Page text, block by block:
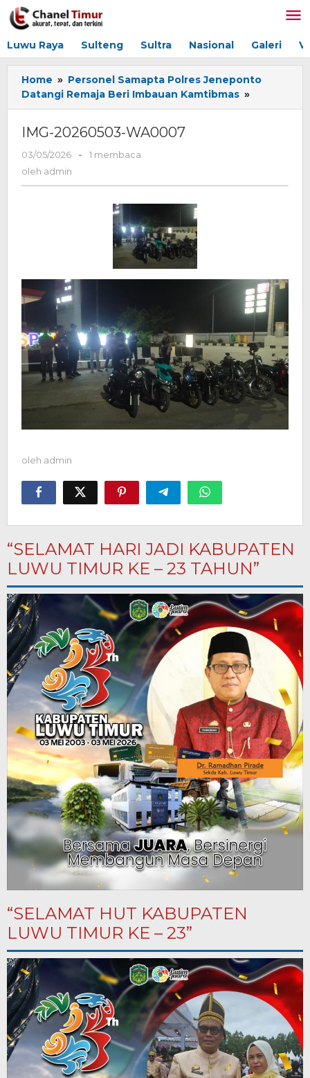
Lewati
ke
Luwu Raya Sulteng Sultra Nasional Galeri
Home » Personel Samapta Polres Jeneponto
Datangi Remaja Beri Imbauan Kamtibmas »
20260503-
IMG-20260503-WA0007
03/05/2026
oleh
-
1 membaca
oleh admin
oleh admin
“SELAMAT HARI JADI KABUPATEN
LUWU TIMUR KE – 23 TAHUN”
“SELAMAT HUT KABUPATEN
LUWU TIMUR KE – 23”